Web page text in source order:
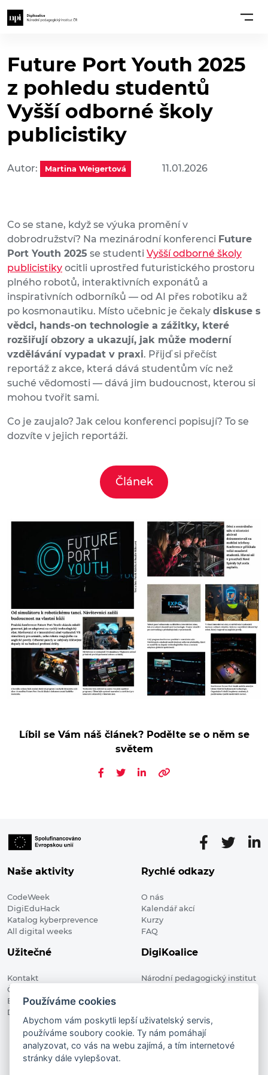
Future Port Youth 2025
z pohledu studentů
Vyšší odborné školy
publicistiky
Autor: Martina Weigertová 11.01.2026
Co se stane, když se výuka promění v
dobrodružství? Na mezinárodní konferenci Future
Port Youth 2025 se studenti Vyšší odborné školy
publicistiky ocitli uprostřed futuristického prostoru
plného robotů, interaktivních exponátů a
inspirativních odborníků — od AI přes robotiku až
po kosmonautiku. Místo učebnic je čekaly diskuse s
vědci, hands-on technologie a zážitky, které
rozšiřují obzory a ukazují, jak může moderní
vzdělávání vypadat v praxi. Přijď si přečíst
reportáž z akce, která dává studentům víc než
suché vědomosti — dává jim budoucnost, kterou si
mohou tvořit sami.
Co je zaujalo? Jak celou konferenci popisují? To se
dozvíte v jejich reportáži.
Článek
Líbil se Vám náš článek? Podělte se o něm se
světem
Naše aktivity
CodeWeek
DigiEduHack
Katalog kyberprevence
All digital weeks
Rychlé odkazy
O nás
Kalendář akcí
Kurzy
FAQ
Užitečné
Kontakt
Členské organizace
Blog
Digitalizace ve vzdělávání
DigiKoalice
Národní pedagogický institut
DigiKoalice 2021. All rights reserved
Vstup do administrace
Používáme cookies
Abychom vám poskytli lepší uživatelský servis,
používáme soubory cookie. Ty nám pomáhají
analyzovat, co vás na webu zajímá, a tím internetové
stránky dále vylepšovat.